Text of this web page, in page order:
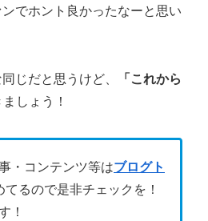
でホント良かったなーと思い
じだと思うけど、
「これから
しょう！
・コンテンツ等はブログト
てるので是非チェックを！
！